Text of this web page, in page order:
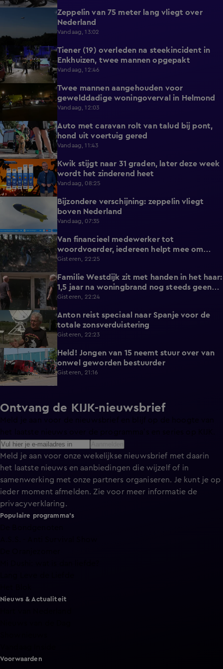
Zeppelin van 75 meter lang vliegt over
Nederland
Vandaag, 13:02
1:18
Tiener (19) overleden na steekincident in
Enkhuizen, twee mannen opgepakt
Vandaag, 12:46
0:54
Twee mannen aangehouden voor
gewelddadige woningoverval in Helmond
Vandaag, 12:03
0:51
Auto met caravan rolt van talud bij pont,
hond uit voertuig gered
Vandaag, 11:43
1:45
Kwik stijgt naar 31 graden, later deze week
wordt het zinderend heet
Vandaag, 08:25
0:52
Bijzondere verschijning: zeppelin vliegt
boven Nederland
Vandaag, 07:35
2:14
Van financieel medewerker tot
woordvoerder, iedereen helpt mee om
nieuwe natuurbrand te voorkomen
Gisteren, 22:25
2:10
Familie Westdijk zit met handen in het haar:
1,5 jaar na woningbrand nog steeds geen
zicht op hulp
Gisteren, 22:24
1:42
Anton reist speciaal naar Spanje voor de
totale zonsverduistering
Gisteren, 22:23
0:30
Held! Jongen van 15 neemt stuur over van
onwel geworden bestuurder
Gisteren, 21:16
Ontvang de KIJK-nieuwsbrief
Meld je aan voor de nieuwsbrief en blijf op de hoogte van
Meld je aan voor onze wekelijkse nieuwsbrief met daarin
het laatste nieuws en aanbiedingen die wijzelf of in
samenwerking met onze partners organiseren. Je kunt je op
ieder moment afmelden. Zie voor meer informatie de
privacyverklaring.
Populaire programma's
Nieuws & Actualiteit
Voorwaarden